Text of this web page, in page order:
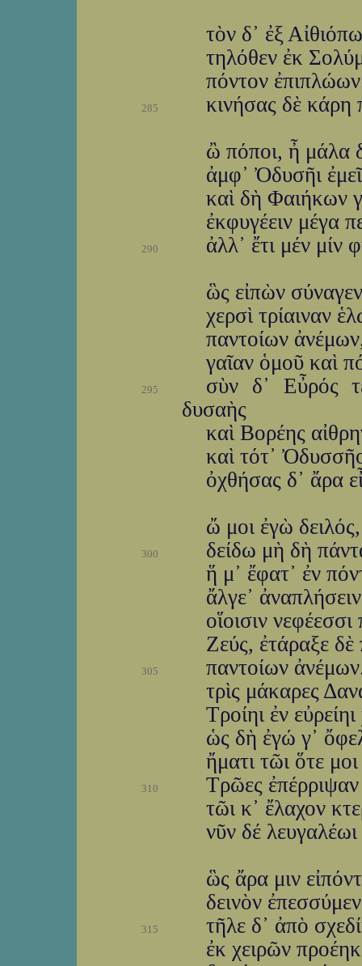
τὸν δ᾽ ἐξ
τηλόθεν ἐκ
πόντον
285
κινήσας δὲ κάρη
ὢ πόποι, ἦ μάλα
ἀμφ᾽ Ὀδυσῆι
καὶ δὴ Φαιήκων
ἐκφυγέειν μέγα
290
ἀλλ᾽ ἔτι μέν μίν
ὣς εἰπὼν
χερσὶ τρίαιναν
παντοίων
γαῖαν ὁμοῦ καὶ
295
σὺν δ᾽ Εὖρός
δυσαὴς
καὶ Βορέης
καὶ τότ᾽
ὀχθήσας δ᾽ ἄρα
ὤ μοι ἐγὼ
300
δείδω μὴ δὴ
ἥ μ᾽ ἔφατ᾽ ἐν
ἄλγε᾽
οἵοισιν
Ζεύς, ἐτάραξε δὲ
305
παντοίων
τρὶς μάκαρες
Τροίηι ἐν
ὡς δὴ ἐγώ γ᾽
ἤματι τῶι ὅτε
310
Τρῶες ἐπέρριψαν
τῶι κ᾽ ἔλαχον
νῦν δέ
ὣς ἄρα μιν
δεινὸν
315
τῆλε δ᾽ ἀπὸ
ἐκ χειρῶν